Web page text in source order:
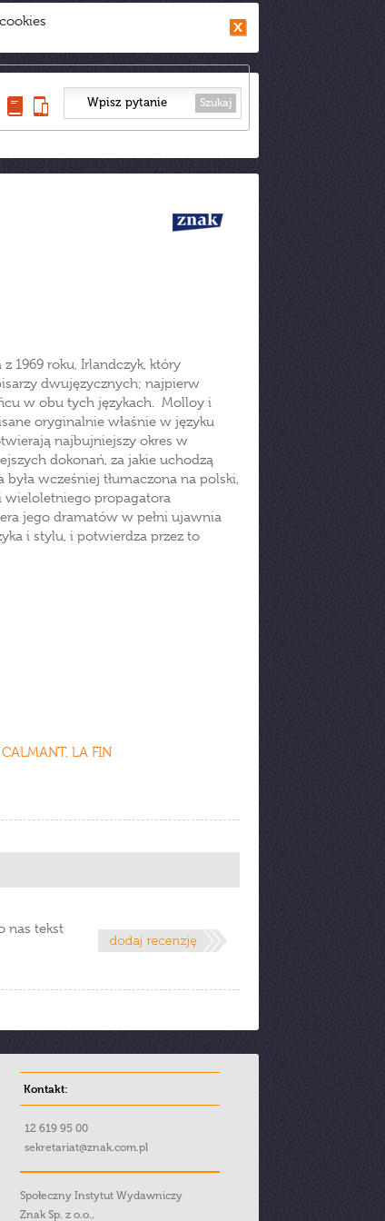
Szukaj
1969 roku, Irlandczyk, który
dwujęzycznych; najpierw
w obu tych językach. Molloy i
oryginalnie właśnie w języku
najbujniejszy okres w
dokonań, za jakie uchodzą
wcześniej tłumaczona na polski,
wieloletniego propagatora
jego dramatów w pełni ujawnia
i stylu, i potwierdza przez to
CALMANT, LA FIN
nas tekst
Kontakt:
12 619 95 00
sekretariat@znak.com.pl
Społeczny Instytut Wydawniczy
Znak Sp. z o.o.,